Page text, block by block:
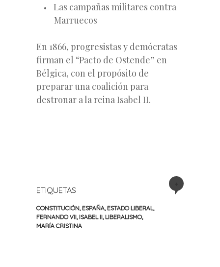
Las campañas militares contra
Marruecos
En 1866, progresistas y demócratas
firman el “Pacto de Ostende” en
Bélgica, con el propósito de
preparar una coalición para
destronar a la reina Isabel II.
ETIQUETAS
CONSTITUCIÓN ESPAÑA ESTADO LIBERAL
FERNANDO VII ISABEL II LIBERALISMO,
MARÍA CRISTINA